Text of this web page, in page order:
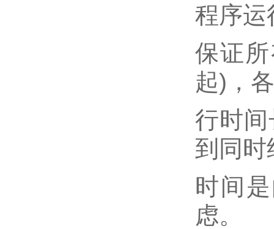
程序运
保证
起)，
行时
到同时
时间
虑。